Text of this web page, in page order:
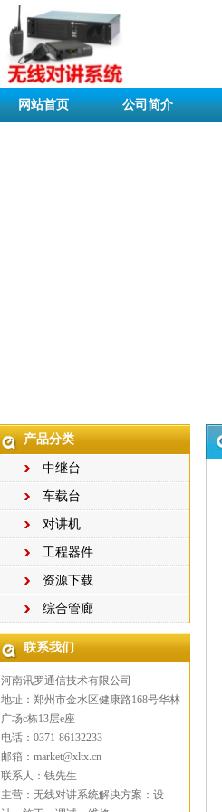
网站首页 公司简介
产品分类
中继台
车载台
对讲机
工程器件
资源下载
综合管廊
联系我们
河南讯罗通信技术有限公司
地址：郑州市金水区健康路168号华林
广场c栋13层e座
电话：0371-86132233
邮箱：market@xltx.cn
联系人：钱先生
主营：无线对讲系统解决方案：设